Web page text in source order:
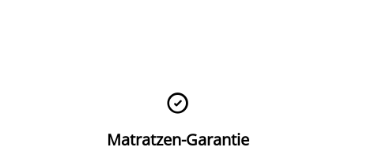

Matratzen-Garantie